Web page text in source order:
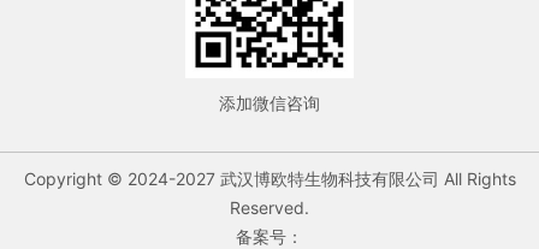
添加微信咨询
Copyright © 2024-2027 武汉博欧特生物科技有限公司 All Rights
Reserved.
备案号：